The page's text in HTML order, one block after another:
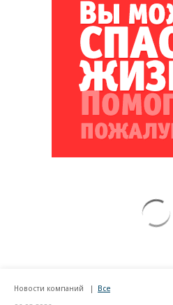
Новости компаний Все